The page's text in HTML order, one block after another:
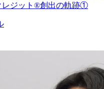
レジット®創出の軌跡①